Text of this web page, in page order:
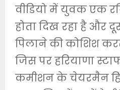
वीडियो में युवक एक
होता दिख रहा है और
पिलाने की कोशिश
जिस पर हरियाणा
कमीशन के चेयरमैन